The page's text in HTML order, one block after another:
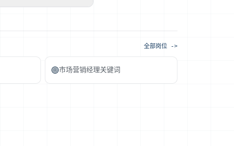
全部岗位 ->
市场营销经理关键词